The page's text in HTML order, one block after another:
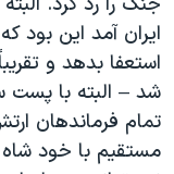
استعفا بدهد و
شد – البته با
تمام فرماندهان
مستقیم با خود